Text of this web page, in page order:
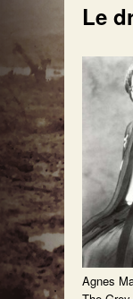
Le
Agnes